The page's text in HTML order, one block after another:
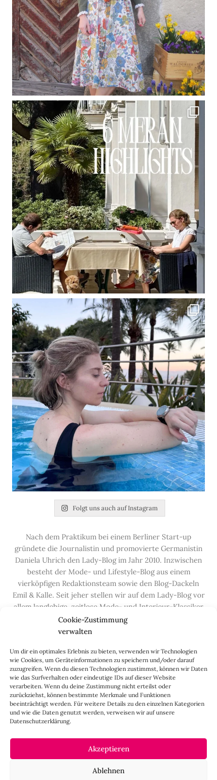
Cookie-Zustimmung
verwalten
Um dir ein optimales Erlebnis zu bieten, verwenden wir Technologien
wie Cookies, um Geräteinformationen zu speichern und/oder darauf
zuzugreifen. Wenn du diesen Technologien zustimmst, können wir Daten
wie das Surfverhalten oder eindeutige IDs auf dieser Website
verarbeiten. Wenn du deine Zustimmung nicht erteilst oder
zurückziehst, können bestimmte Merkmale und Funktionen
beeinträchtigt werden. Für weitere Details zu den einzelnen Kategorien
und wie die Daten genutzt werden, verweisen wir auf unsere
Datenschutzerklärung.
Akzeptieren
Ablehnen
Folgt uns auch auf Instagram
Nach dem Praktikum bei einem Berliner Start-up
gründete die Journalistin und promovierte Germanistin
Daniela Uhrich den Lady-Blog im Jahr 2010. Inzwischen
besteht der Mode- und Lifestyle-Blog aus einem
vierköpfigen Redaktionsteam sowie den Blog-Dackeln
Emil & Kalle. Seit jeher stellen wir auf dem Lady-Blog vor
allem langlebige, zeitlose Mode- und Interieur-Klassiker
vor, die hochwertig verarbeitet und unter guten
Bedingungen hergestellt wurden – gerne „Made in
Handwerksberufe und kleine feine Firmen, denen wir
hier auf dem Blog eine Präsentationsfläche bieten, sowie
alle Dinge, die das Leben ein bisschen schöner machen.
Darüber hinaus legen wir großen Wert auf den
Austausch mit Euch, den Leserinnen – über die
Kommentarfunktion, dieLady-Frage, dieLove-List
auch überInstagram
IMPRESSUM